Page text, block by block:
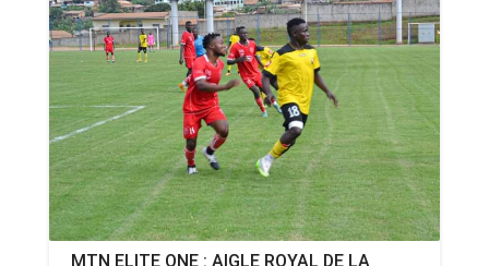
MTN ELITE ONE : AIGLE ROYAL DE LA